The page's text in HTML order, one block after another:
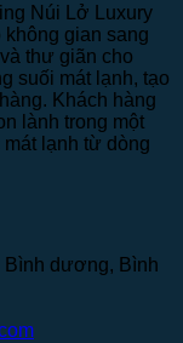
Núi Lở Luxury
gian sang
thư giãn cho
suối mát lạnh, tạo
Khách hàng
lành trong một
lạnh từ dòng
dương, Bình